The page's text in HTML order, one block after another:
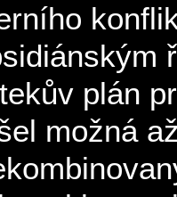
plán
možná